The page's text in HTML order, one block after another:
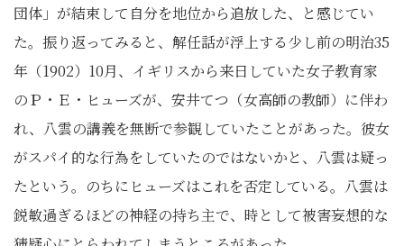
団体」が結束して自分を地位から追放した、と感じてい
た。振り返ってみると、解任話が浮上する少し前の明治35
年（1902）10月、イギリスから来日していた女子教育家
のＰ・Ｅ・ヒューズが、安井てつ（女高師の教師）に伴わ
れ、八雲の講義を無断で参観していたことがあった。彼女
がスパイ的な行為をしていたのではないかと、八雲は疑っ
たという。のちにヒューズはこれを否定している。八雲は
鋭敏過ぎるほどの神経の持ち主で、時として被害妄想的な